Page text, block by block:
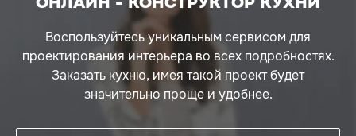
*Самая доступная цена в описании — это
минимальная сумма, за которую вы можете
купить эту кухню при сохранении ее внешнего
вида. Меняется только тип материала,
фурнитура, органайзеры и столешница!
Воспользуйтесь уникальным сервисом для
проектирования интерьера во всех подробностях.
Заказать кухню, имея такой проект будет
значительно проще и удобнее.